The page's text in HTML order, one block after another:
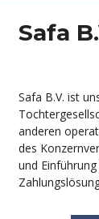
Safa
Safa B.V. ist
anderen
des
und